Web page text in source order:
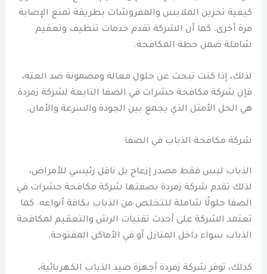
كيفية تخزين الملابس والمفروشات بطريقة تمنع الإصابة
مرة أخرى. كما أن الشركة تقدم خدمات تنظيف وتعقيم
شاملة ضمن خطة المكافحة.
لذلك، إذا كنت تبحث عن حلول فعالة ومضمونة ضد العته،
فإن شركة مكافحة حشرات في الصفا التابعة لشركة زمردة
هي الحل الأمثل الذي يجمع بين الجودة والسرعة والأمان.
شركة مكافحة الذباب في الصفا
الذباب ليس فقط مصدر إزعاج بل ناقل رئيسي للأمراض،
لذلك تقدم شركة زمردة بصفتها شركة مكافحة حشرات في
الصفا حلولًا شاملة للتخلص من الذباب بكافة أنواعه. كما
تعتمد الشركة على أحدث تقنيات الرش والتعقيم لمكافحة
الذباب سواء داخل المنازل أو في الأماكن المفتوحة.
كذلك، توفر شركة زمردة أجهزة صيد الذباب الكهربائية،